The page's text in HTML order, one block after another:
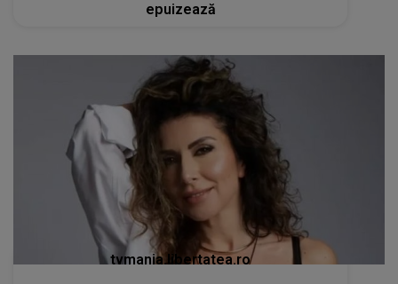
epuizează
tvmania.libertatea.ro